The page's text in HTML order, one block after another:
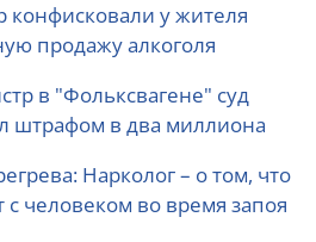
конфисковали у жителя
продажу алкоголя
в "Фольксвагене" суд
штрафом в два миллиона
Нарколог – о том, что
человеком во время запоя